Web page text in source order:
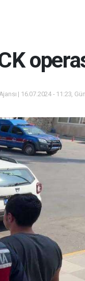
| 16.07.2024 - 11:23,